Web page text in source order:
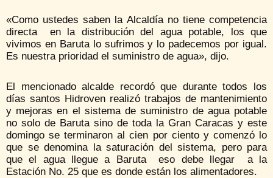
«Como ustedes saben la Alcaldía no tiene competencia
directa en la distribución del agua potable, los que
vivimos en Baruta lo sufrimos y lo padecemos por igual.
Es nuestra prioridad el suministro de agua», dijo.
El mencionado alcalde recordó que durante todos los
días santos Hidroven realizó trabajos de mantenimiento
y mejoras en el sistema de suministro de agua potable
no solo de Baruta sino de toda la Gran Caracas y este
domingo se terminaron al cien por ciento y comenzó lo
que se denomina la saturación del sistema, pero para
que el agua llegue a Baruta eso debe llegar a la
Estación No. 25 que es donde están los alimentadores.